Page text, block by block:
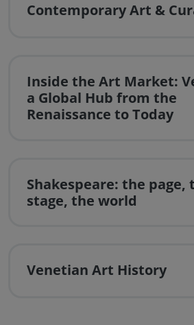
Contemporary Art &
Inside the Art Market:
a Global Hub from the
Renaissance to Today
Shakespeare: the page,
stage, the world
Venetian Art History